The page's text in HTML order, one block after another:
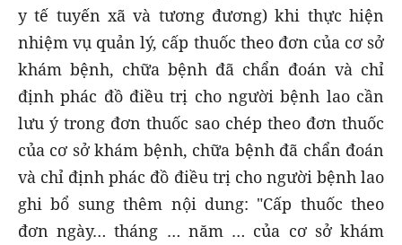
y tế tuyến xã và tương đương) khi thực hiện
nhiệm vụ quản lý, cấp thuốc theo đơn của cơ sở
khám bệnh, chữa bệnh đã chẩn đoán và chỉ
định phác đồ điều trị cho người bệnh lao cần
lưu ý trong đơn thuốc sao chép theo đơn thuốc
của cơ sở khám bệnh, chữa bệnh đã chẩn đoán
và chỉ định phác đồ điều trị cho người bệnh lao
ghi bổ sung thêm nội dung: "Cấp thuốc theo
đơn ngày… tháng … năm … của cơ sở khám